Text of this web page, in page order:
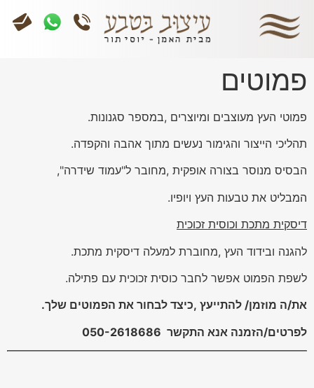
פמוטים
פמוטי העץ מעוצבים ומיוצרים ,במספר סגנונות.
תהליכי הייצור והגימור נעשים מתוך אהבה והקפדה.
הבסיס מנוסר בצורה אופקית ,מחובר ל"עמוד שידרה",
המבליט את טבעות העץ ויופיו.
דיסקית מתכת וכוסית זכוכית
להגנה ובידוד העץ ,מחוברת למעלה דיסקית מתכת.
לשפת הפמוט אפשר לחבר כוסית זכוכית עם פתילה.
את/ה מוזמן/ להתייעץ ,כיצד לבחור את הפמוטים שלך.
לפרטים/הזמנה אנא התקשר 050-2618686